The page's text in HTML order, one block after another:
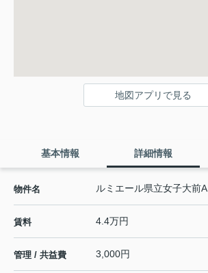
地図アプリで見る
基本情報 詳細情報
物件名 ルミエール県立女子大前A
賃料 4.4万円
管理 / 共益費 3,000円